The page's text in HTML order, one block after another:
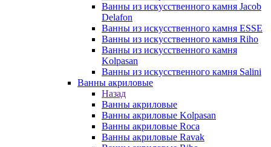
Ванны из искусственного камня Jacob
Delafon
Ванны из искусственного камня ESSE
Ванны из искусственного камня Riho
Ванны из искусственного камня
Kolpasan
Ванны из искусственного камня Salini
Ванны акриловые
Назад
Ванны акриловые
Ванны акриловые Kolpasan
Ванны акриловые Roca
Ванны акриловые Ravak